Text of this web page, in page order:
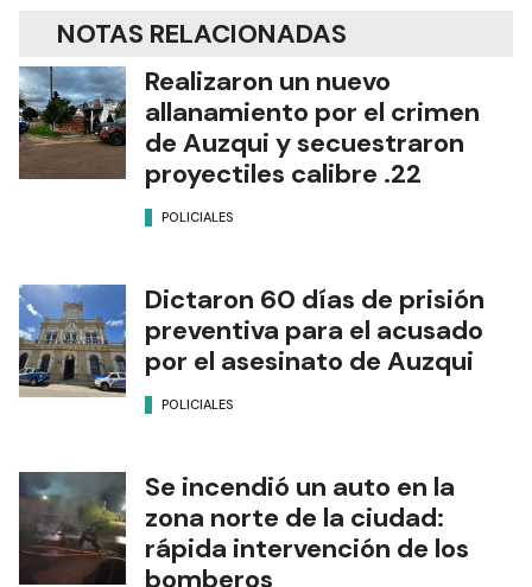
NOTAS RELACIONADAS
Realizaron un nuevo
allanamiento por el crimen
de Auzqui y secuestraron
proyectiles calibre .22
POLICIALES
Dictaron 60 días de prisión
preventiva para el acusado
por el asesinato de Auzqui
POLICIALES
Se incendió un auto en la
zona norte de la ciudad:
rápida intervención de los
bomberos